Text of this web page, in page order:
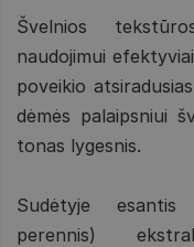
Švelnios
naudojimui
poveikio
dėmės palaipsniui
tonas lygesnis.
Sudėtyje esantis
perennis)